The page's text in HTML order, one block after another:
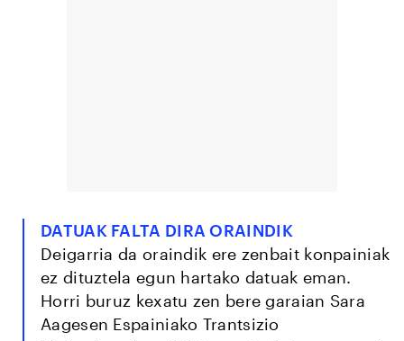
DATUAK FALTA DIRA ORAINDIK
Deigarria da oraindik ere zenbait konpainiak
ez dituztela egun hartako datuak eman.
Horri buruz kexatu zen bere garaian Sara
Aagesen Espainiako Trantsizio